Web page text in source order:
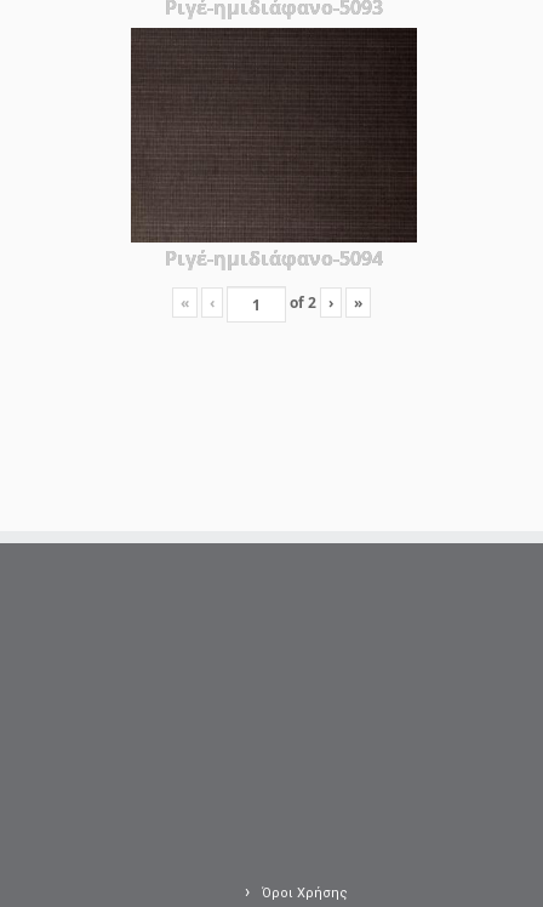
Ριγέ-ημιδιάφανο-5093
Ριγέ-ημιδιάφανο-5094
« ‹ of2 › »
Όροι Χρήσης